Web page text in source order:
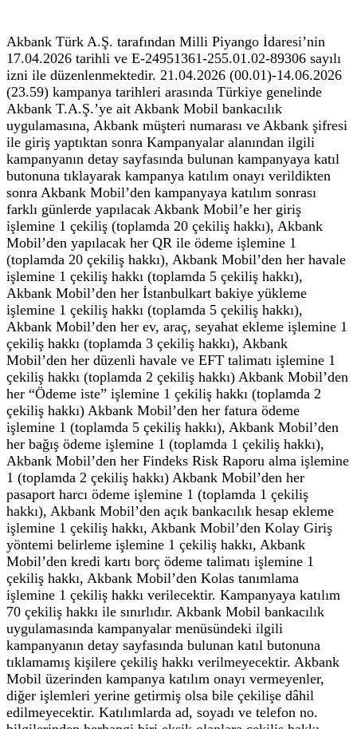
Akbank Türk A.Ş. tarafından Milli Piyango İdaresi’nin
17.04.2026 tarihli ve E-24951361-255.01.02-89306 sayılı
izni ile düzenlenmektedir. 21.04.2026 (00.01)-14.06.2026
(23.59) kampanya tarihleri arasında Türkiye genelinde
Akbank T.A.Ş.’ye ait Akbank Mobil bankacılık
uygulamasına, Akbank müşteri numarası ve Akbank şifresi
ile giriş yaptıktan sonra Kampanyalar alanından ilgili
kampanyanın detay sayfasında bulunan kampanyaya katıl
butonuna tıklayarak kampanya katılım onayı verildikten
sonra Akbank Mobil’den kampanyaya katılım sonrası
farklı günlerde yapılacak Akbank Mobil’e her giriş
işlemine 1 çekiliş (toplamda 20 çekiliş hakkı), Akbank
Mobil’den yapılacak her QR ile ödeme işlemine 1
(toplamda 20 çekiliş hakkı), Akbank Mobil’den her havale
işlemine 1 çekiliş hakkı (toplamda 5 çekiliş hakkı),
Akbank Mobil’den her İstanbulkart bakiye yükleme
işlemine 1 çekiliş hakkı (toplamda 5 çekiliş hakkı),
Akbank Mobil’den her ev, araç, seyahat ekleme işlemine 1
çekiliş hakkı (toplamda 3 çekiliş hakkı), Akbank
Mobil’den her düzenli havale ve EFT talimatı işlemine 1
çekiliş hakkı (toplamda 2 çekiliş hakkı) Akbank Mobil’den
her “Ödeme iste” işlemine 1 çekiliş hakkı (toplamda 2
çekiliş hakkı) Akbank Mobil’den her fatura ödeme
işlemine 1 (toplamda 5 çekiliş hakkı), Akbank Mobil’den
her bağış ödeme işlemine 1 (toplamda 1 çekiliş hakkı),
Akbank Mobil’den her Findeks Risk Raporu alma işlemine
1 (toplamda 2 çekiliş hakkı) Akbank Mobil’den her
pasaport harcı ödeme işlemine 1 (toplamda 1 çekiliş
hakkı), Akbank Mobil’den açık bankacılık hesap ekleme
işlemine 1 çekiliş hakkı, Akbank Mobil’den Kolay Giriş
yöntemi belirleme işlemine 1 çekiliş hakkı, Akbank
Mobil’den kredi kartı borç ödeme talimatı işlemine 1
çekiliş hakkı, Akbank Mobil’den Kolas tanımlama
işlemine 1 çekiliş hakkı verilecektir. Kampanyaya katılım
70 çekiliş hakkı ile sınırlıdır. Akbank Mobil bankacılık
uygulamasında kampanyalar menüsündeki ilgili
kampanyanın detay sayfasında bulunan katıl butonuna
tıklamamış kişilere çekiliş hakkı verilmeyecektir. Akbank
Mobil üzerinden kampanya katılım onayı vermeyenler,
diğer işlemleri yerine getirmiş olsa bile çekilişe dâhil
edilmeyecektir. Katılımlarda ad, soyadı ve telefon no.